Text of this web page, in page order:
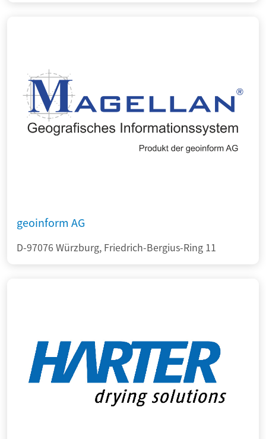
geoinform AG
D-97076 Würzburg, Friedrich-Bergius-Ring 11